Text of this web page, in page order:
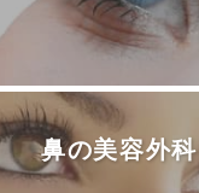
鼻の美容外科